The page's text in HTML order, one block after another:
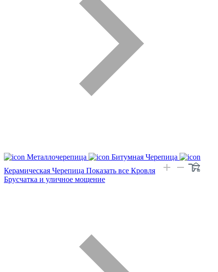
Металлочерепица
Битумная Черепица
Керамическая Черепица Показать все Кровля
Брусчатка и уличное мощение